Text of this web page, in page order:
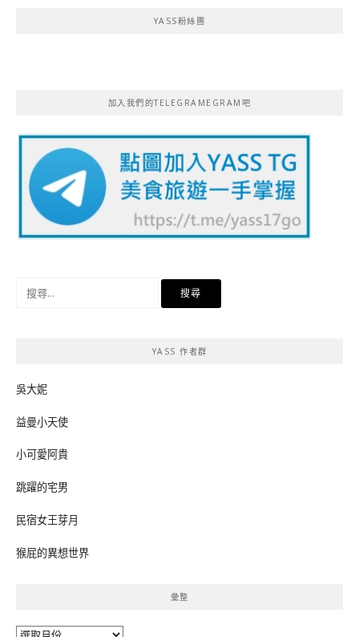
YASS粉絲團
加入我們的TELEGRAMEGRAM吧
YASS 作者群
吳大妮
益曼小天使
小可愛阿貴
跳躍的宅男
民宿女王芽月
猴屁的異想世界
彙整
彙